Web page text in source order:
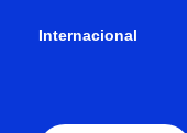
Internacional